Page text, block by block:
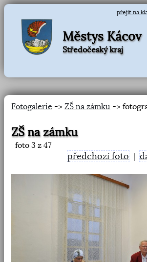
přejít na
Městys Kácov
Středočeský kraj
Fotogalerie -> ZŠ na zámku ->
ZŠ na zámku
foto 3 z 47
předchozí foto |